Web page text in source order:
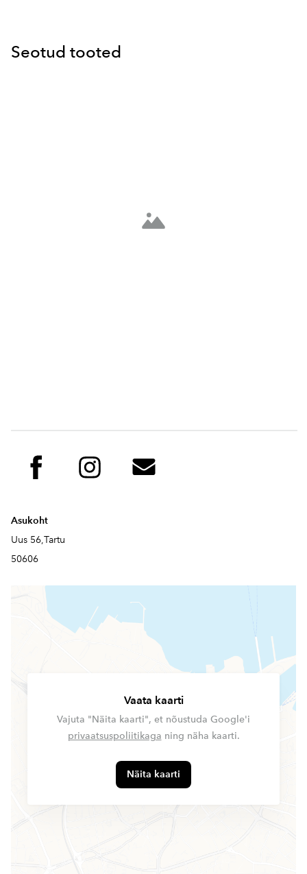
Seotud tooted
Asukoht
Uus 56,Tartu
50606
Vaata kaarti
Vajuta "Näita kaarti", et nõustuda Google'i
privaatsuspoliitikaga ning näha kaarti.
Näita kaarti